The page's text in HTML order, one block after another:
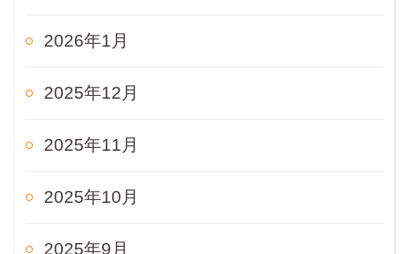
2026年1月
2025年12月
2025年11月
2025年10月
2025年9月